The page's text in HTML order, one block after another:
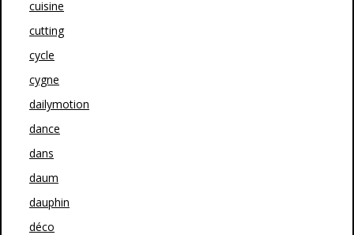
cuisine
cutting
cycle
cygne
dailymotion
dance
dans
daum
dauphin
déco